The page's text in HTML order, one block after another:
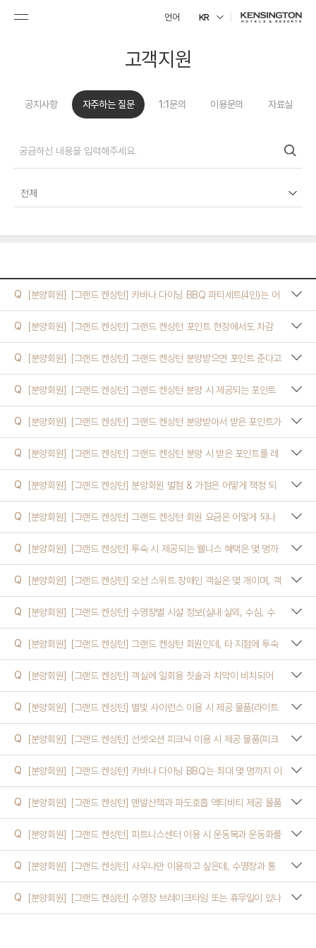
언어 KR
고객지원
공지사항 자주하는 질문 1:1문의 이용문의 자료실
전체
객실
켄싱턴 캐시
리조트(콘도)
기타
Q [분양회원] [그랜드 켄싱턴] 카바나 다이닝 BBQ 파티세트(4인)는 어
떻게 구성되어 있나요? 1인 추가 요금은 얼마인가요?
Q
[분양회원] [그랜드 켄싱턴] 그랜드 켄싱턴 포인트 현장에서도 차감
되나요? 꼭 예약할때 결정해야하나요?
Q
[분양회원] [그랜드 켄싱턴] 그랜드 켄싱턴 분양받으면 포인트 준다고
했는데 포인트가 얼마 였죠? 언제까지 지급 되나요?
Q
[분양회원] [그랜드 켄싱턴] 그랜드 켄싱턴 분양 시 제공되는 포인트
는 어떻게 받을 수 있나요?
Q
[분양회원] [그랜드 켄싱턴] 그랜드 켄싱턴 분양받아서 받은 포인트가
있는데, 사용기간은 어떻게 되나요?
Q
[분양회원] [그랜드 켄싱턴] 그랜드 켄싱턴 분양 시 받은 포인트를 레
스토랑에서도 사용할 수 있나요?
Q
[분양회원] [그랜드 켄싱턴] 분양회원 벌점 & 가점은 어떻게 책정 되
나요?
Q
[분양회원] [그랜드 켄싱턴] 그랜드 켄싱턴 회원 요금은 어떻게 되나
요?
Q
[분양회원] [그랜드 켄싱턴] 투숙 시 제공되는 웰니스 혜택은 몇 명까
지 무료로 이용할 수 있나요?
Q
[분양회원] [그랜드 켄싱턴] 오션 스위트 장애인 객실은 몇 개이며, 객
실 번호와 일반 객실과의 차이점은 무엇인가요?
Q
[분양회원] [그랜드 켄싱턴] 수영장별 시설 정보(실내·실외, 수심, 수
온, 어린이 전용풀, 온수풀)는 어떻게 되나요?
Q
[분양회원] [그랜드 켄싱턴] 그랜드 켄싱턴 회원인데, 타 지점에 투숙
하면서 피트니스센터만 이용할 수 있나요?
Q
[분양회원] [그랜드 켄싱턴] 객실에 일회용 칫솔과 치약이 비치되어
있나요? 없다면 구매할 수 있나요?
Q
[분양회원] [그랜드 켄싱턴] 별빛 사이런스 이용 시 제공 물품(라이트
F&B, 저조도 랜턴, 블랭킷)은 어디에서 받을 수 있나요?
Q
[분양회원] [그랜드 켄싱턴] 선셋오션 피크닉 이용 시 제공 물품(피크
닉 키트, 스낵, 음료)은 어디에서 받을 수 있나요?
Q
[분양회원] [그랜드 켄싱턴] 카바나 다이닝 BBQ는 최대 몇 명까지 이
용할 수 있나요?
Q
[분양회원] [그랜드 켄싱턴] 맨발산책과 파도호흡 액티비티 제공 물품
(타월, 생수, 맨발걷기 가이드)은 어디에서 받을 수 있나요?
Q
[분양회원] [그랜드 켄싱턴] 피트니스센터 이용 시 운동복과 운동화를
대여할 수 있나요?
Q
[분양회원] [그랜드 켄싱턴] 사우나만 이용하고 싶은데, 수영장과 통
합권으로만 구매해야 하나요?
Q
[분양회원] [그랜드 켄싱턴] 수영장 브레이크타임 또는 휴무일이 있나
요?